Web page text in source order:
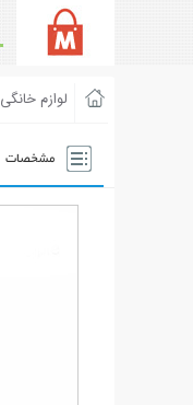
لوازم خانگی
مشخصات